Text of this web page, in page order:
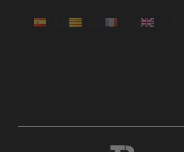
ES CA FR